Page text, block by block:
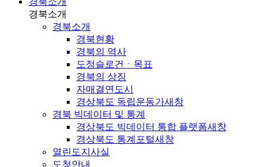
경북소개
경북소개
경북현황
경북의 역사
도정슬로건ㆍ목표
경북의 상징
자매결연도시
경상북도 독립운동가새창
경북 빅데이터 및 통계
경상북도 빅데이터 통합 플랫폼새창
경상북도 통계포털새창
열린도지사실
도청안내